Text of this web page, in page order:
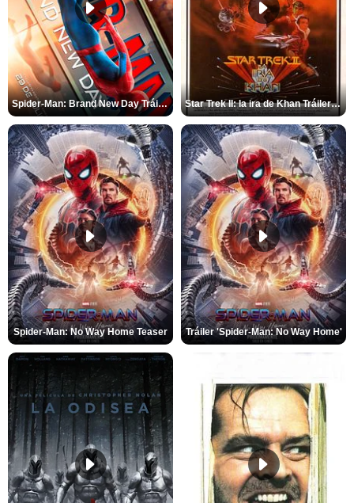
Spider-Man: Brand New Day Tráiler (3) Star Trek II: la ira de Khan Tráiler VO
Spider-Man: No Way Home Teaser Tráiler 'Spider-Man: No Way Home'